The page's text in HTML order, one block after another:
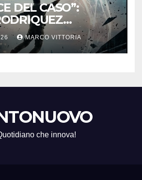
DEL CASO”:
CON UN
SUL CONFINE TRA
E MANIPOLAZIONE
MARCO VITTORIA
che innova!